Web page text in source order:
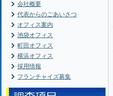
会社概要
代表からのごあいさつ
オフィス案内
池袋オフィス
町田オフィス
横浜オフィス
採用情報
フランチャイズ募集